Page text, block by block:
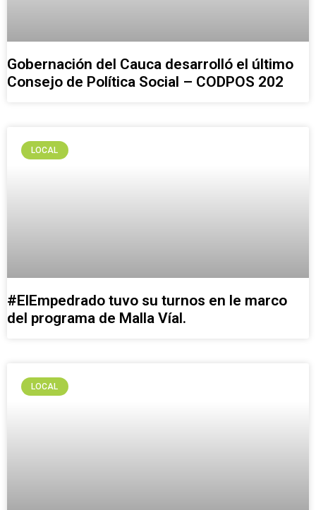
Gobernación del Cauca desarrolló el último
Consejo de Política Social – CODPOS 202
LOCAL
#ElEmpedrado tuvo su turnos en le marco
del programa de Malla Víal.
LOCAL